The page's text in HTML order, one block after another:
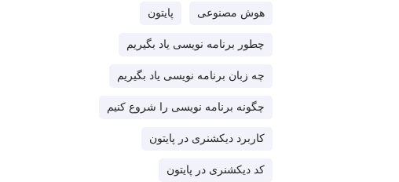
هوش مصنوعی پایتون
چطور برنامه نویسی یاد بگیریم
چه زبان برنامه نویسی یاد بگیریم
چگونه برنامه نویسی را شروع کنیم
کاربرد دیکشنری در پایتون
کد دیکشنری در پایتون